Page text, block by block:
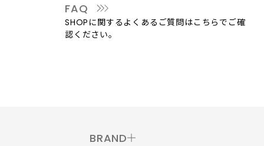
FAQ
SHOPに関するよくあるご質問はこちらでご確
認ください。
BRAND